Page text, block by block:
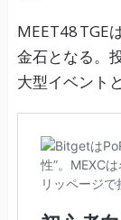
MEET48 TGE
金石となる。
大型イベント